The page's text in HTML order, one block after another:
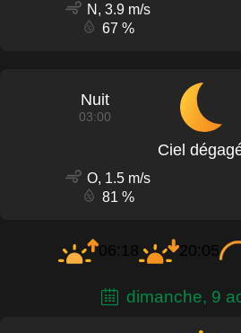
N, 3.9 m/s
67 %
Nuit
03:00
Ciel
O, 1.5 m/s
81 %
06:18 20:05
dimanche, 9